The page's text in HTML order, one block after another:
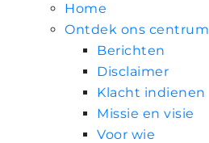
Home
Ontdek ons centrum
Berichten
Disclaimer
Klacht indienen
Missie en visie
Voor wie